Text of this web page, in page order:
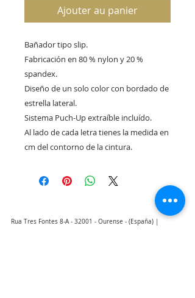
Ajouter au panier
Bañador tipo slip.
Fabricación en 80 % nylon y 20 %
spandex.
Diseño de un solo color con bordado de
estrella lateral.
Sistema Puch-Up extraíble incluído.
Al lado de cada letra tienes la medida en
cm del contorno de la cintura.
Rua Tres Fontes 8-A - 32001 - Ourense - (España) |